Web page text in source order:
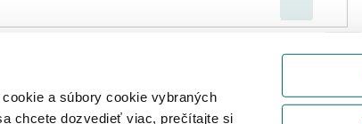
a súbory cookie vybraných
chcete dozvedieť viac, prečítajte si
o moderovaní obsahu a opatreniach prijatých v dôsledku